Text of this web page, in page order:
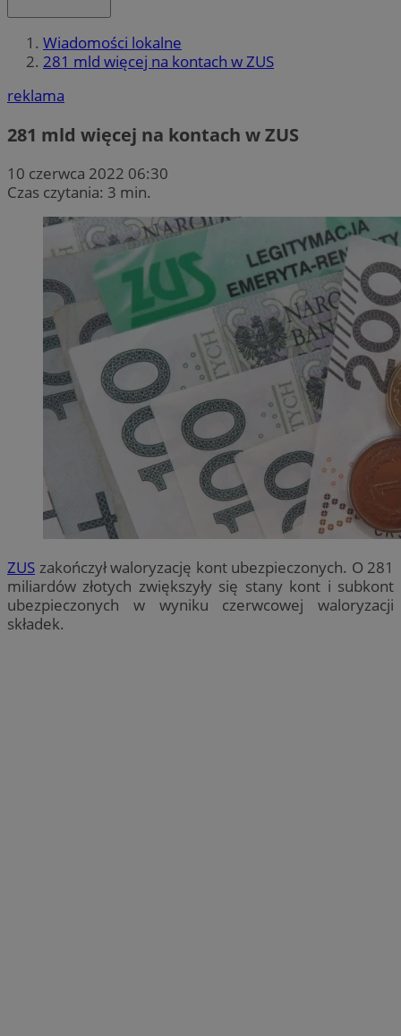
Wiadomości lokalne
281 mld więcej na kontach w ZUS
reklama
281 mld więcej na kontach w ZUS
10 czerwca 2022 06:30
Czas czytania: 3 min.
ZUS zakończył waloryzację kont ubezpieczonych. O 281
miliardów złotych zwiększyły się stany kont i subkont
ubezpieczonych w wyniku czerwcowej waloryzacji
składek.